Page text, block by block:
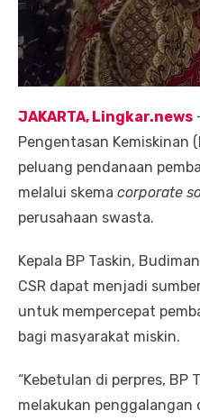
JAKARTA, Lingkar.news
Pengentasan Kemiskinan
peluang pendanaan
melalui skema corporate
perusahaan swasta.
Kepala BP Taskin,
CSR dapat menjadi
untuk mempercepat
bagi masyarakat miskin.
“Kebetulan di perpres, BP
melakukan